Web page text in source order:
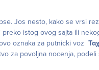
Jos nesto, kako se vrsi
preko istog ovog sajta ili
oznaka za putnicki voz
za povoljna nocenja, podeli